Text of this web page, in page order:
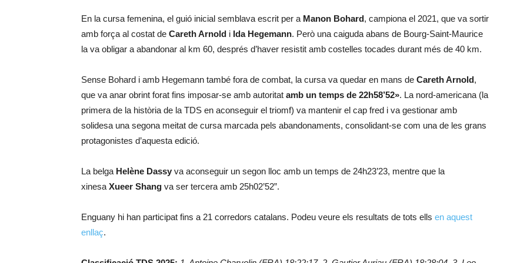
En la cursa femenina, el guió inicial semblava escrit per a Manon Bohard, campiona el 2021, que va sortir
amb força al costat de Careth Arnold i Ida Hegemann. Però una caiguda abans de Bourg-Saint-Maurice
la va obligar a abandonar al km 60, després d’haver resistit amb costelles tocades durant més de 40 km.
Sense Bohard i amb Hegemann també fora de combat, la cursa va quedar en mans de Careth Arnold,
que va anar obrint forat fins imposar-se amb autoritat amb un temps de 22h58’52». La nord-americana (la
primera de la història de la TDS en aconseguir el triomf) va mantenir el cap fred i va gestionar amb
solidesa una segona meitat de cursa marcada pels abandonaments, consolidant-se com una de les grans
protagonistes d’aquesta edició.
La belga Helène Dassy va aconseguir un segon lloc amb un temps de 24h23’23, mentre que la
xinesa Xueer Shang va ser tercera amb 25h02’52”.
Enguany hi han participat fins a 21 corredors catalans. Podeu veure els resultats de tots ells en aquest
enllaç.